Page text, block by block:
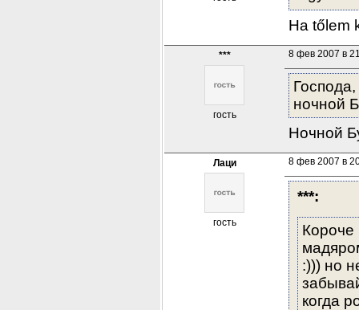
Ha tőlem
***
гость
8 фев 2007 в
ночной
Ночной
Лаци
гость
8 фев 2007 в
***:
Короче
:))) но
когда